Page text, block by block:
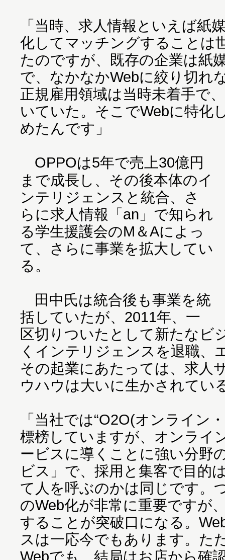
「当時、求人情報といえば紙
化してマッチングすることは
たのですが、既存の企業は紙
で、なかなかWebに絞り切れ
正規雇用領域は当時未着手で
いていた。そこでWebに特化
めたんです」
OPPOは5年で売上30億円
まで成長し、その後本体のイ
ンテリジェンスと統合、さ
らに求人情報「an」で知られ
る学生援護会のМ＆Aによっ
て、さらに事業を拡大してい
る。
田中氏は統合後も事業を統
括していたが、2011年、一
区切りついたとして新たなビ
くインテリジェンスを退職、
その起業にあたっては、求人
ウハウは大いに生かされてい
「当社では“O2O(オンライン
標榜していますが、オンライ
ービスに導くことに強い分野
ビス」で、採用と集客で目的
て人を呼ぶのかは同じです。
のWeb化が非常に重要ですが
することが突破口になる。
スは一応今でもあります。た
Webでも、結局はお店から確